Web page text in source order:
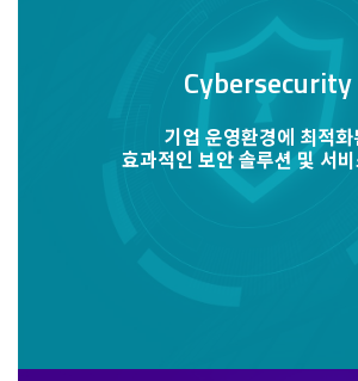
Cybersecurity
기업 운영환경에 최적화
효과적인 보안 솔루션 및 서